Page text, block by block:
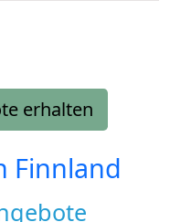
erhalten
Finnland